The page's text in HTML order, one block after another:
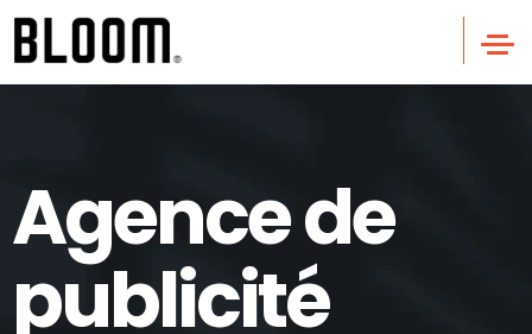
Agence de
publicité